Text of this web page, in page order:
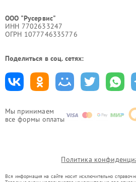
Мы принимаем
все формы оплаты
ООО "Русервис"
ИНН 7702633247
ОГРН 1077746335776
Поделиться в соц. сетях:
Политика
Вся информация на сайте носит исключительно